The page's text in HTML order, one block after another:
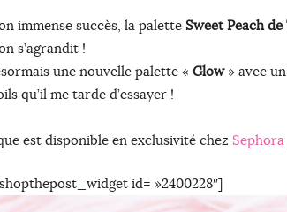
immense succès, la palette Sweet Peach de
s’agrandit !
une nouvelle palette « Glow» avec
qu’il me tarde d’essayer !
est disponible en exclusivité chez Sephora
id= »2400228″]